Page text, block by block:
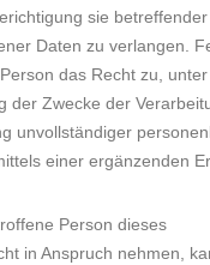
sie
Daten zu verlangen.
das Recht zu, unter
der Zwecke der
unvollständiger
einer ergänzenden
Person dieses
in Anspruch nehmen,